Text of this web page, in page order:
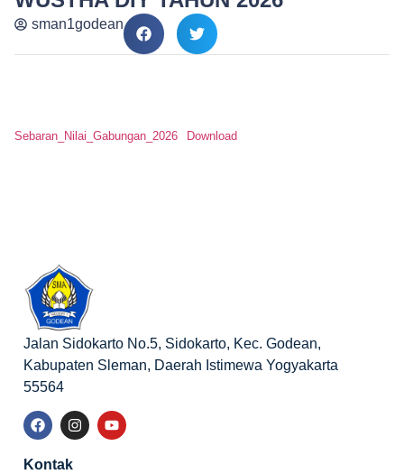
sman1godean
Sebaran_Nilai_Gabungan_2026 Download
Jalan Sidokarto No.5, Sidokarto, Kec. Godean,
Kabupaten Sleman, Daerah Istimewa Yogyakarta
55564
Kontak